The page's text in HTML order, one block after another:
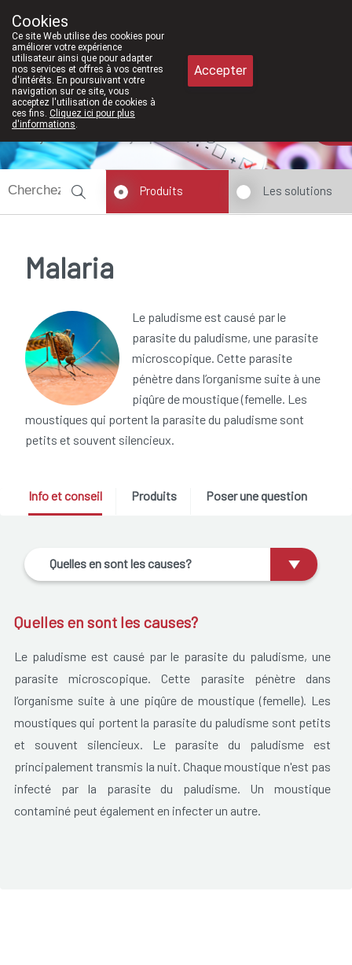
011/610300
Produits Les solutions
Malaria
Le paludisme est causé par le
parasite du paludisme, une parasite
microscopique. Cette parasite
pénètre dans l’organisme suite à une
piqûre de moustique (femelle. Les
moustiques qui portent la parasite du paludisme sont
petits et souvent silencieux.
Info et conseil Produits Poser une question
Quelles en sont les causes?
Quelles en sont les causes?
Le paludisme est causé par le parasite du paludisme, une
parasite microscopique. Cette parasite pénètre dans
l’organisme suite à une piqûre de moustique (femelle) . Les
moustiques qui portent la parasite du paludisme sont petits
et souvent silencieux. Le parasite du paludisme est
principalement transmis la nuit . Chaque moustique n'est pas
infecté par la parasite du paludisme. Un moustique
contaminé peut également en infecter un autre.
Cookies
Ce site Web utilise des cookies pour
améliorer votre expérience
utilisateur ainsi que pour adapter
nos services et offres à vos centres
d'intérêts. En poursuivant votre
navigation sur ce site, vous
acceptez l'utilisation de cookies à
ces fins. Cliquez ici pour plus
d'informations.
Accepter